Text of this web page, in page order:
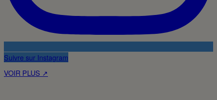
Suivre sur Instagram
VOIR PLUS ↗